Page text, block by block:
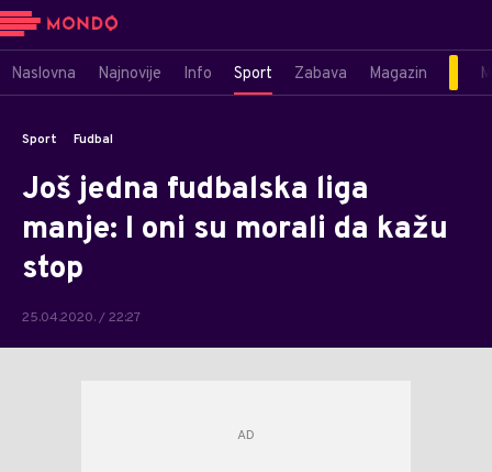
Naslovna Najnovije Info Sport Zabava Magazin
Sport Fudbal
Još jedna fudbalska liga
manje: I oni su morali da kažu
stop
25.04.2020. / 22:27